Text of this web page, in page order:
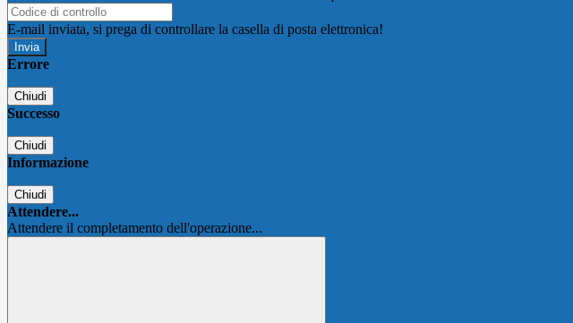
E-mail inviata, si prega di controllare la casella di posta elettronica!
Errore
Chiudi
Successo
Chiudi
Informazione
Chiudi
Attendere...
Attendere il completamento dell'operazione...